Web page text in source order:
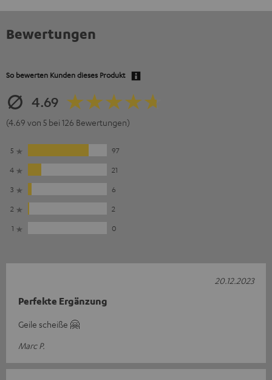
Bewertungen
So bewerten Kunden dieses Produkt
4.69
(4.69 von 5 bei 126 Bewertungen)
5
97
4
21
3
6
2
2
1
0
Perfekte Ergänzung
Geile scheiße 🤗
Marc P.
20.12.2023